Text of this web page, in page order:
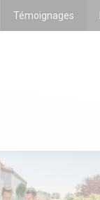
Témoignages